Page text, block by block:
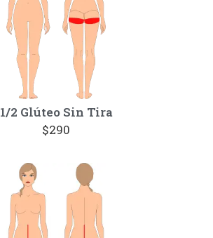
1/2 Glúteo Sin Tira
$290